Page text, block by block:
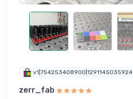
v1|754253408900|1291145035924
zerr_fab